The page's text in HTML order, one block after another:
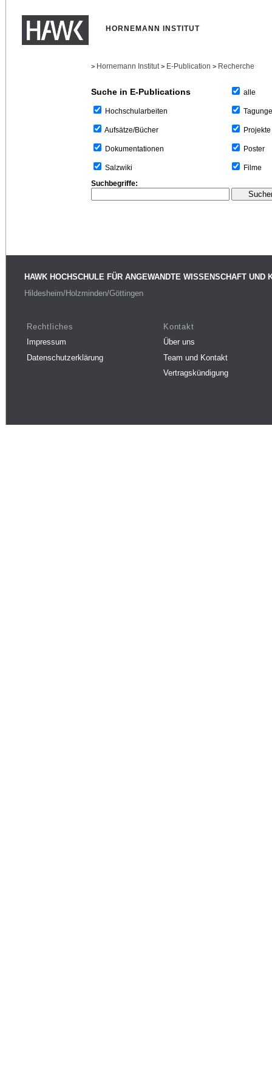
HORNEMANN INSTITUT
> Hornemann Institut > E-Publication > Recherche
Suche in E-Publications
Hochschularbeiten
Aufsätze/Bücher
Dokumentationen
Salzwiki
alle
Projekte
Poster
Filme
Suchbegriffe:
HAWK HOCHSCHULE FÜR ANGEWANDTE WISSENSCHAFT UND
Hildesheim/Holzminden/Göttingen
Rechtliches
Impressum
Datenschutzerklärung
Kontakt
Über uns
Team und Kontakt
Vertragskündigung